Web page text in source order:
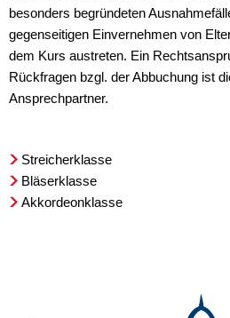
besonders begründeten
gegenseitigen Einvernehmen von
dem Kurs austreten. Ein
Rückfragen bzgl. der Abbuchung ist
Ansprechpartner.
Streicherklasse
Bläserklasse
Akkordeonklasse